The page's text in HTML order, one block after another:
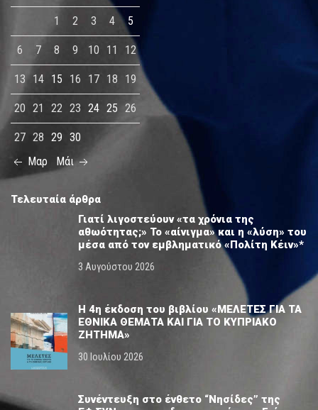
1 2 3 4 5
6 7 8 9 10 11 12
13 14 15 16 17 18 19
20 21 22 23 24 25 26
27 28 29 30
Μαρ
Μάι
Τελευταία άρθρα
Γιατί λιγοστεύουν «τα χρόνια της
αθωότητας;» Το «αίνιγμα» και η «λύση» του
μέσα από τον εμβληματικό «Πολίτη Κέιν»*
3 Αυγούστου 2026
Η 4η έκδοση του βιβλίου «ΜΕΛΕΤΕΣ ΓΙΑ ΤΑ
ΕΘΝΙΚΑ ΘΕΜΑΤΑ ΚΑΙ ΓΙΑ ΤΟ ΚΥΠΡΙΑΚΟ
ΖΗΤΗΜΑ»
30 Ιουλίου 2026
Συνέντευξη στο ένθετο “Νησίδες” της